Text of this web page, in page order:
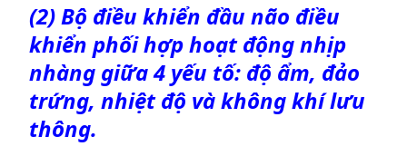
(2) Bộ điều khiển đầu não điều
khiển phối hợp hoạt động nhịp
nhàng giữa 4 yếu tố: độ ẩm, đảo
trứng, nhiệt độ và không khí lưu
thông.